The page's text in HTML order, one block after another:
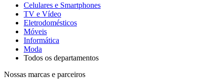
Celulares e Smartphones
TV e Vídeo
Eletrodomésticos
Móveis
Informática
Moda
Todos os departamentos
Nossas marcas e parceiros